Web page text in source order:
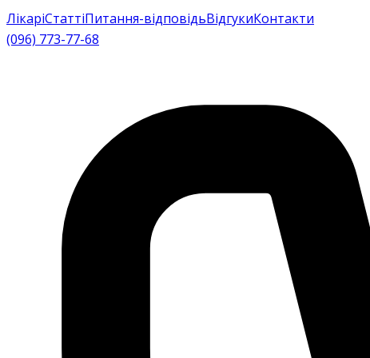
ЛікаріСтаттіПитання-відповідьВідгукиКонтакти
(096) 773-77-68